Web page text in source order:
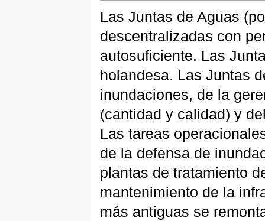
Las Juntas de Aguas
descentralizadas con
autosuficiente. Las
holandesa. Las Juntas
inundaciones, de la
(cantidad y calidad) y
Las tareas
de la defensa de
plantas de tratamiento
mantenimiento de la
más antiguas se